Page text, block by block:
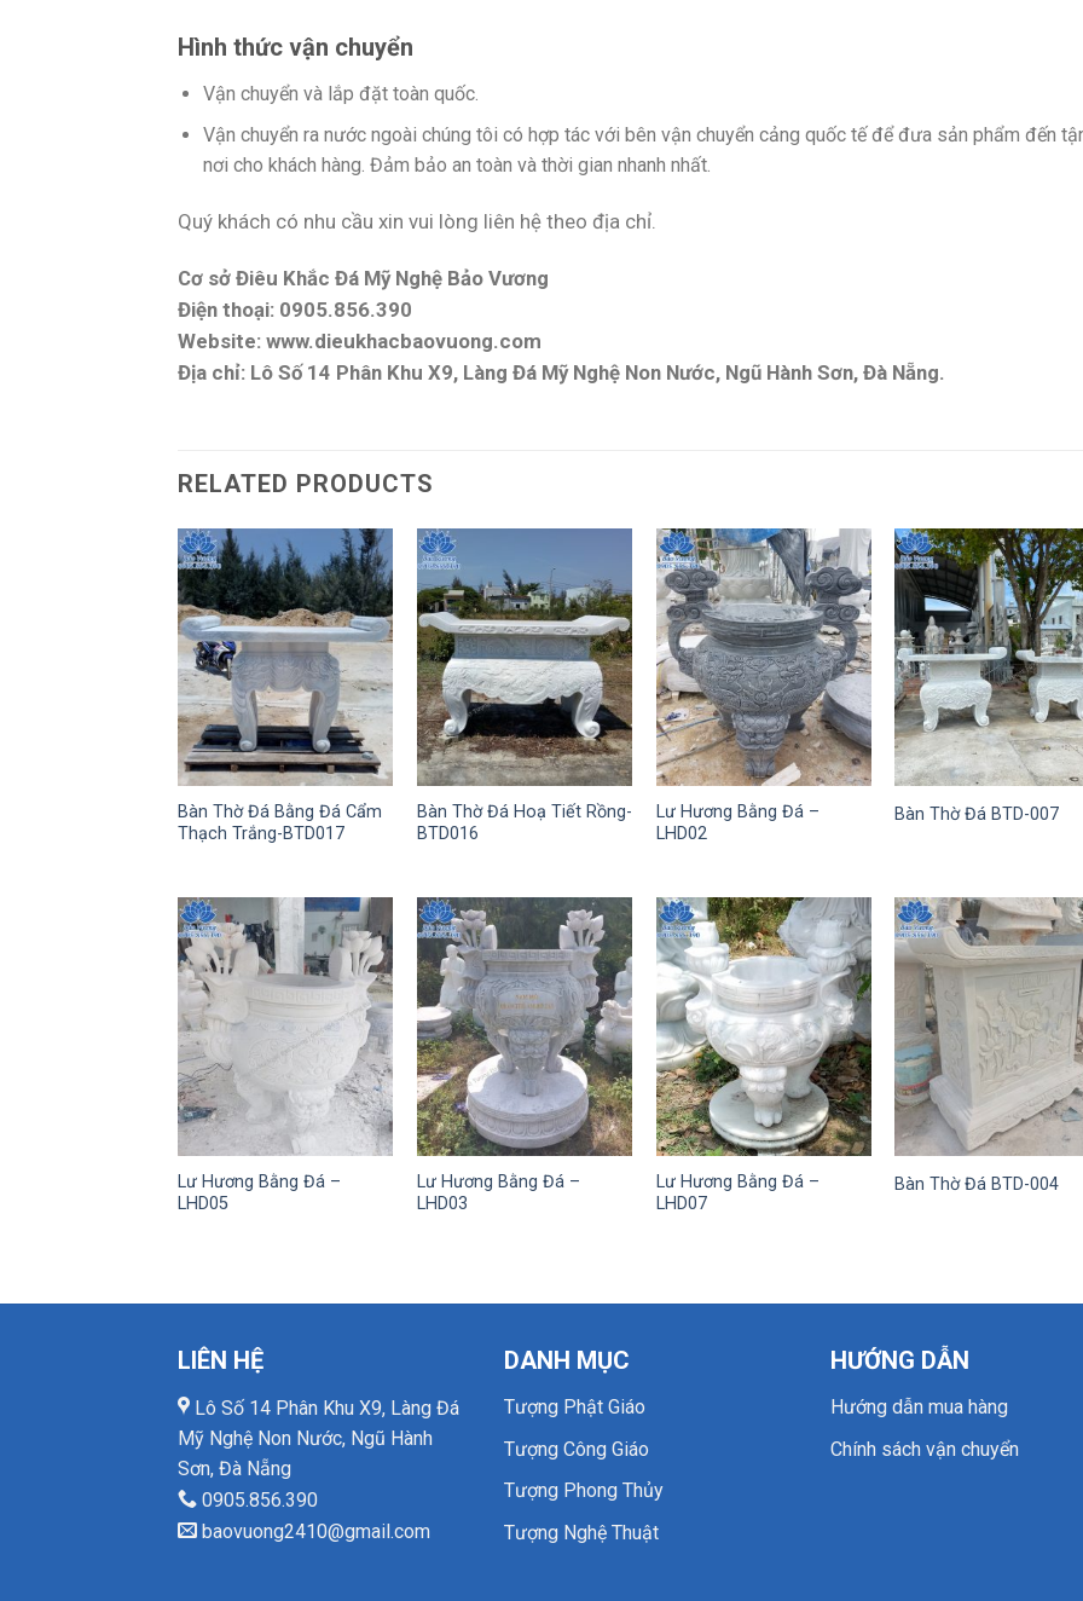
Hình thức vận chuyển
Vận chuyển và lắp đặt toàn quốc.
Vận chuyển ra nước ngoài chúng tôi có hợp tác với bên vận chuyển cảng quốc tế để đưa sản phẩm đến
nơi cho khách hàng. Đảm bảo an toàn và thời gian nhanh nhất.
Quý khách có nhu cầu xin vui lòng liên hệ theo địa chỉ.
Cơ sở Điêu Khắc Đá Mỹ Nghệ Bảo Vương
Điện thoại: 0905.856.390
Website: www.dieukhacbaovuong.com
Địa chỉ: Lô Số 14 Phân Khu X9, Làng Đá Mỹ Nghệ Non Nước, Ngũ Hành Sơn, Đà Nẵng.
RELATED PRODUCTS
Bàn Thờ Đá Bằng Đá Cẩm
Thạch Trắng-BTD017
Bàn Thờ Đá Hoạ Tiết Rồng-
BTD016
Lư Hương Bằng Đá –
LHD02
Bàn Thờ Đá BTD-007
Lư Hương Bằng Đá –
LHD05
Lư Hương Bằng Đá –
LHD03
Lư Hương Bằng Đá –
LHD07
Bàn Thờ Đá BTD-004
LIÊN HỆ
Lô Số 14 Phân Khu X9, Làng Đá
Mỹ Nghệ Non Nước, Ngũ Hành
Sơn, Đà Nẵng
0905.856.390
baovuong2410@gmail.com
DANH MỤC
Tượng Phật Giáo
Tượng Công Giáo
Tượng Phong Thủy
Tượng Nghệ Thuật
HƯỚNG DẪN
Hướng dẫn mua hàng
Chính sách vận chuyển